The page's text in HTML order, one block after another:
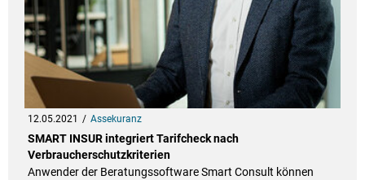
12.05.2021 Assekuranz
SMART INSUR integriert Tarifcheck nach
Verbraucherschutzkriterien
Anwender der Beratungssoftware Smart Consult können